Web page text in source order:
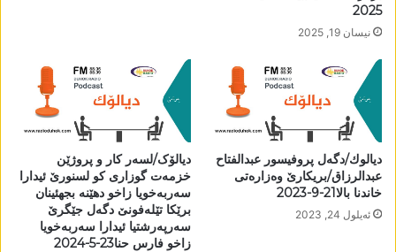
2025
نیسان 19, 2025
دیالوك/دگەل پروفیسور عبدالفتاح
عبدالرزاق/بریکارێ وەزارەتی
خاندنا بالا21-9-2023
ئه‌یلول 24, 2023
دیالۆک/لسەر کار و پروژێن
خزمەت گوزاری کو لسنورێ ئیدارا
سەربەخویا زاخو دھێنە بجھئینان
برێکا تێلەفونێ دگەل جێگرێ
سەرپەرشتیا ئیدارا سەربەخویا
زاخو فارس حنا23-5-2024